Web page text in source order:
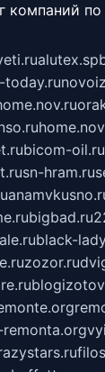
компаний
today.ru
bicom-oil.ru
sn-hram.ru
bigbad.ru
black-
zozor.ru